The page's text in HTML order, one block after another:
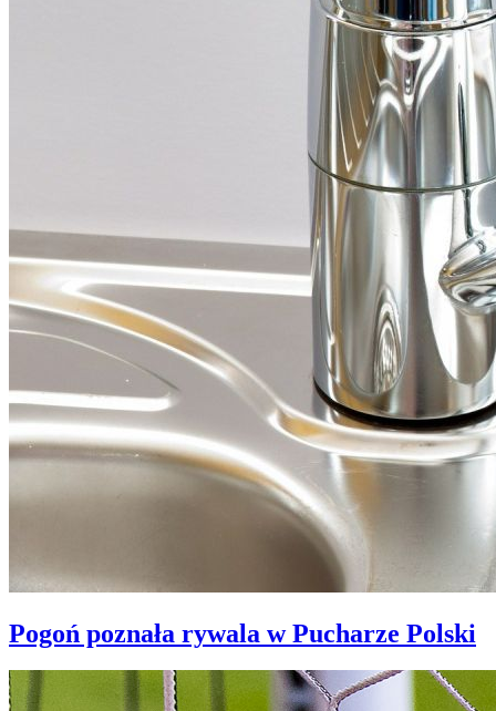
Pogoń poznała rywala w Pucharze Polski